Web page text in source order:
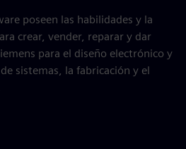
poseen las habilidades y la
crear, vender, reparar y dar
para el diseño electrónico y
sistemas, la fabricación y el